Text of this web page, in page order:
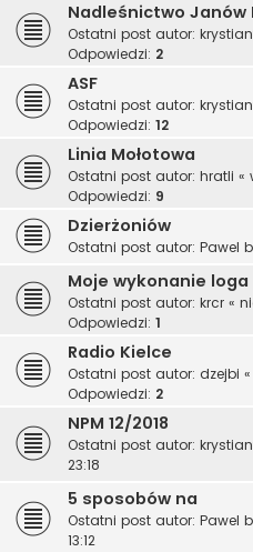
Nadleśnictwo Janów
Ostatni post autor:
Odpowiedzi: 2
ASF
Ostatni post autor:
Odpowiedzi: 12
Linia Mołotowa
Ostatni post autor: hratli «
Odpowiedzi: 9
Dzierżoniów
Ostatni post autor: Pawel
Moje wykonanie
Ostatni post autor: krcr «
Odpowiedzi: 1
Radio Kielce
Ostatni post autor: dzejbi «
Odpowiedzi: 2
NPM 12/2018
Ostatni post autor:
23:18
5 sposobów na
Ostatni post autor: Pawel
13:12